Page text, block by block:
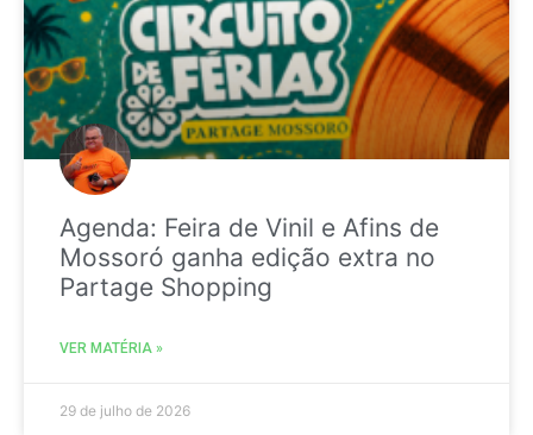
Agenda: Feira de Vinil e Afins de
Mossoró ganha edição extra no
Partage Shopping
VER MATÉRIA »
29 de julho de 2026